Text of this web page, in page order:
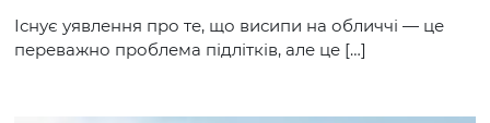
Існує уявлення про те, що висипи на обличчі — це
переважно проблема підлітків, але це […]